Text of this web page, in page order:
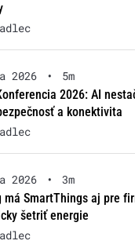
2026 •
5m
2026: AI
a konektivita
2026 •
3m
má SmartThings aj pre
šetriť energie